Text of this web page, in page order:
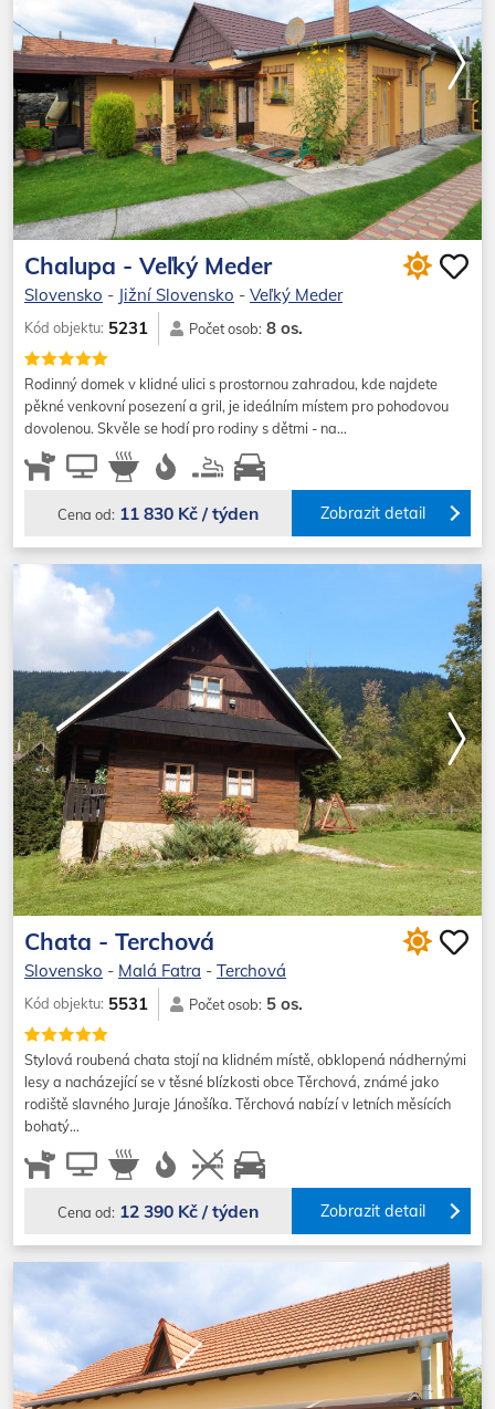
Chalupa - Veľký Meder
Slovensko - Jižní Slovensko - Veľký Meder
Kód objektu: 5231 Počet osob: 8 os.
Rodinný domek v klidné ulici s prostornou zahradou, kde najdete
pěkné venkovní posezení a gril, je ideálním místem pro pohodovou
dovolenou. Skvěle se hodí pro rodiny s dětmi - na…
Cena od: 11 830 Kč / týden Zobrazit detail
Chata - Terchová
Slovensko - Malá Fatra - Terchová
Kód objektu: 5531 Počet osob: 5 os.
Stylová roubená chata stojí na klidném místě, obklopená nádhernými
lesy a nacházející se v těsné blízkosti obce Těrchová, známé jako
rodiště slavného Juraje Jánošíka. Těrchová nabízí v letních měsících
bohatý…
Cena od: 12 390 Kč / týden Zobrazit detail